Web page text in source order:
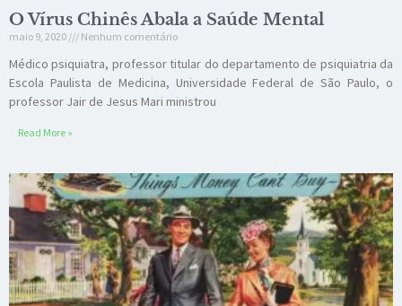
O Vírus Chinês Abala a Saúde Mental
maio 9, 2020 Nenhum comentário
Médico psiquiatra, professor titular do departamento de psiquiatria da
Escola Paulista de Medicina, Universidade Federal de São Paulo, o
professor Jair de Jesus Mari ministrou
Read More »